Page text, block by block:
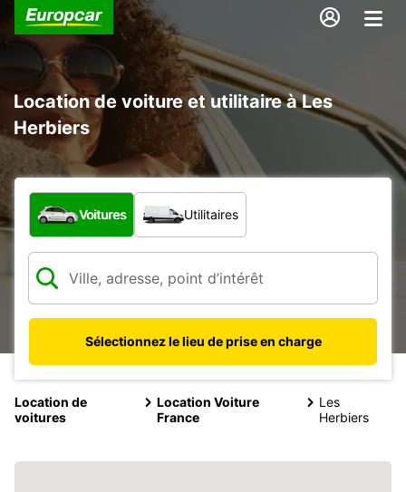
Location de voiture et utilitaire à Les
Herbiers
Quel type de véhicule ?
Voitures Utilitaires
Sélectionnez le lieu de prise en charge
Location de
voitures
Location Voiture
France
Les
Herbiers